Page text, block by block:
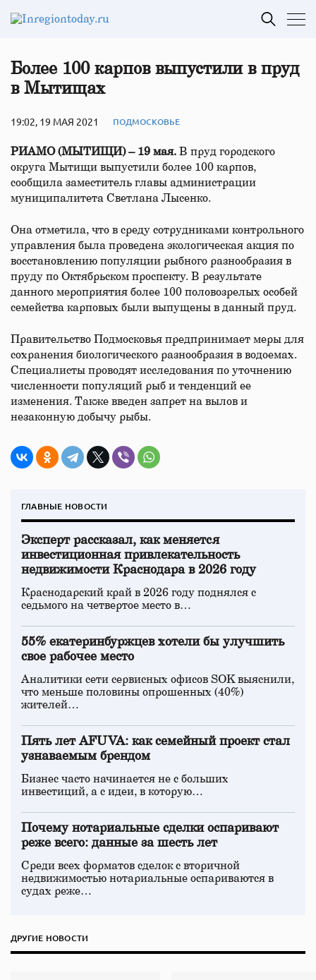
Более 100 карпов выпустили в пруд
в Мытищах
19:02, 19 МАЯ 2021 ПОДМОСКОВЬЕ
РИАМО (МЫТИЩИ) – 19 мая. В пруд городского
округа Мытищи выпустили более 100 карпов,
сообщила заместитель главы администрации
муниципалитета Светлана Лысенко.
Она отметила, что в среду сотрудниками контрольного
управления была проведена экологическая акция по
восстановлению популяции рыбного разнообразия в
пруду по Октябрьском проспекту. В результате
данного мероприятия более 100 половозрелых особей
семейства карповых были выпущены в данный пруд.
Правительство Подмосковья предпринимает меры для
сохранения биологического разнообразия в водоемах.
Специалисты проводят исследования по уточнению
численности популяций рыб и тенденций ее
изменения. Также введен запрет на вылов и
незаконную добычу рыбы.
ГЛАВНЫЕ НОВОСТИ
Эксперт рассказал, как меняется
инвестиционная привлекательность
недвижимости Краснодара в 2026 году
Краснодарский край в 2026 году поднялся с
седьмого на четвертое место в…
55% екатеринбуржцев хотели бы улучшить
свое рабочее место
Аналитики сети сервисных офисов SOK выяснили,
что меньше половины опрошенных (40%)
жителей…
Пять лет AFUVA: как семейный проект стал
узнаваемым брендом
Бизнес часто начинается не с больших
инвестиций, а с идеи, в которую…
Почему нотариальные сделки оспаривают
реже всего: данные за шесть лет
Среди всех форматов сделок с вторичной
недвижимостью нотариальные оспариваются в
судах реже…
ДРУГИЕ НОВОСТИ